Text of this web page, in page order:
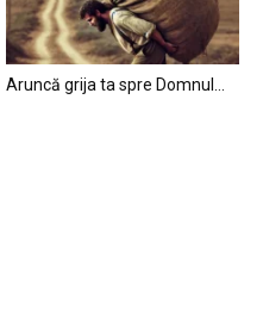
Aruncă grija ta spre Domnul…